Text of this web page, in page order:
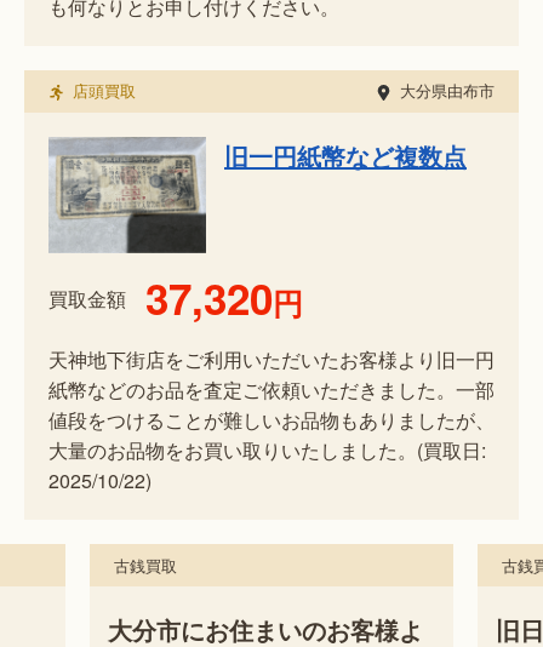
も何なりとお申し付けください。
店頭買取 大分県由布市
旧一円紙幣など複数点
買取金額 37,320円
天神地下街店をご利用いただいたお客様より旧一円
紙幣などのお品を査定ご依頼いただきました。一部
値段をつけることが難しいお品物もありましたが、
大量のお品物をお買い取りいたしました。(買取日:
2025/10/22)
古銭買取
旧日本銀貨をはじめ多数の古
古銭
一